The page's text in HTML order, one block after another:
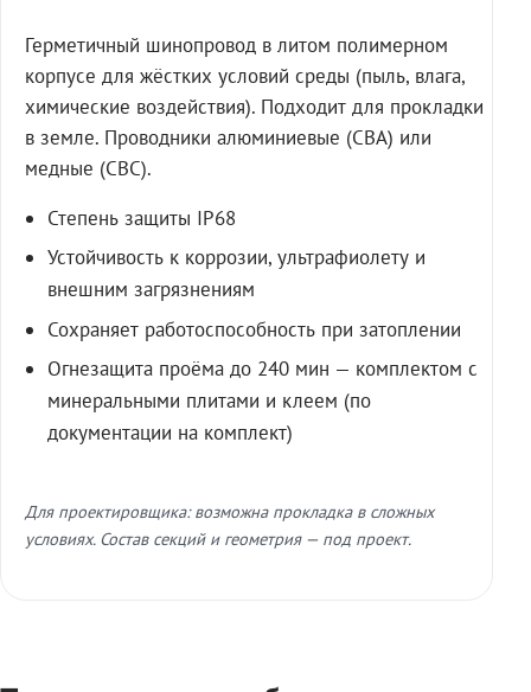
Герметичный шинопровод в литом полимерном
корпусе для жёстких условий среды (пыль, влага,
химические воздействия). Подходит для прокладки
в земле. Проводники алюминиевые (СВА) или
медные (СВС).
Степень защиты IP68
Устойчивость к коррозии, ультрафиолету и
внешним загрязнениям
Сохраняет работоспособность при затоплении
Огнезащита проёма до 240 мин — комплектом с
минеральными плитами и клеем (по
документации на комплект)
Для проектировщика: возможна прокладка в сложных
условиях. Состав секций и геометрия — под проект.